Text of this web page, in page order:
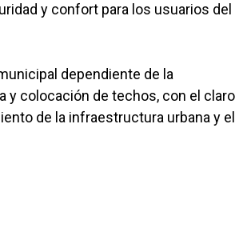
y confort para los usuarios del
dependiente de la
y colocación de techos, con el claro
de la infraestructura urbana y el